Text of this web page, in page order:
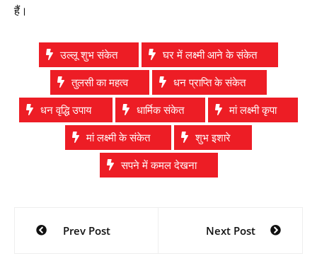
हैं।
उल्लू शुभ संकेत
घर में लक्ष्मी आने के संकेत
तुलसी का महत्व
धन प्राप्ति के संकेत
धन वृद्धि उपाय
धार्मिक संकेत
मां लक्ष्मी कृपा
मां लक्ष्मी के संकेत
शुभ इशारे
सपने में कमल देखना
Post
navigation
Prev Post Next Post